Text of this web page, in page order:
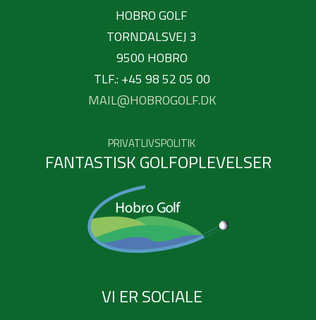
HOBRO GOLF
TORNDALSVEJ 3
9500 HOBRO
TLF.: +45 98 52 05 00
MAIL@HOBROGOLF.DK
PRIVATLIVSPOLITIK
FANTASTISK GOLFOPLEVELSER
VI ER SOCIALE